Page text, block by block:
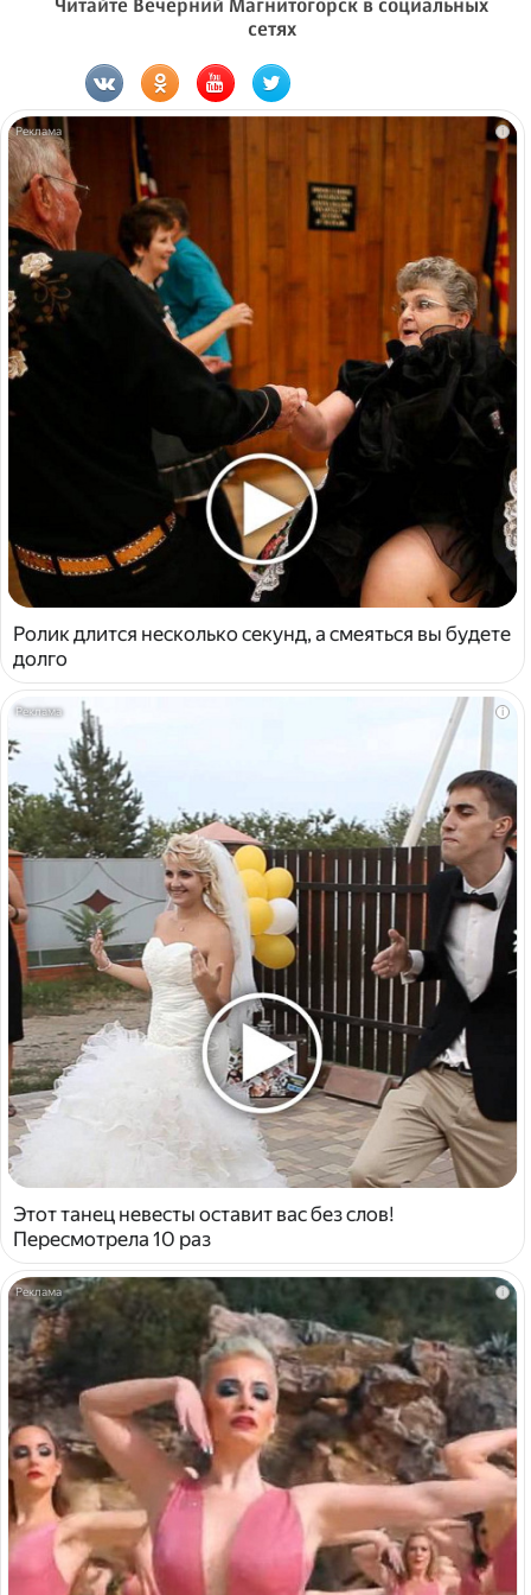
Читайте Вечерний Магнитогорск в социальных
сетях
i
Ролик длится несколько секунд, а смеяться вы будете
долго
i
Этот танец невесты оставит вас без слов!
Пересмотрела 10 раз
i